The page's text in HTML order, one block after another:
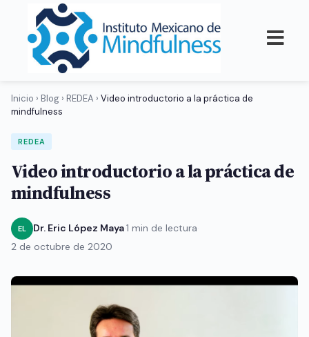
Inicio › Blog › REDEA › Video introductorio a la práctica de
mindfulness
REDEA
Video introductorio a la práctica de
mindfulness
EL Dr. Eric López Maya1 min de lectura
2 de octubre de 2020